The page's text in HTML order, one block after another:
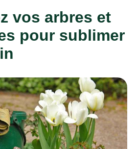
vos arbres et
pour sublimer